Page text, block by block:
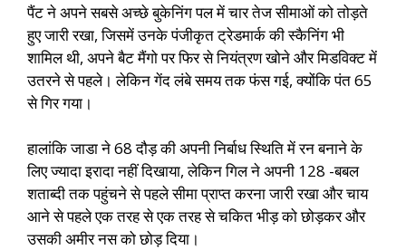
पैंट ने अपने सबसे अच्छे बुकेनिंग पल में चार तेज सीमाओं को तोड़ते
हुए जारी रखा, जिसमें उनके पंजीकृत ट्रेडमार्क की स्कैनिंग भी
शामिल थी, अपने बैट मैंगो पर फिर से नियंत्रण खोने और मिडविक्ट में
उतरने से पहले। लेकिन गेंद लंबे समय तक फंस गई, क्योंकि पंत 65
से गिर गया।
हालांकि जाडा ने 68 दौड़ की अपनी निर्बाध स्थिति में रन बनाने के
लिए ज्यादा इरादा नहीं दिखाया, लेकिन गिल ने अपनी 128 -बबल
शताब्दी तक पहुंचने से पहले सीमा प्राप्त करना जारी रखा और चाय
आने से पहले एक तरह से एक तरह से चकित भीड़ को छोड़कर और
उसकी अमीर नस को छोड़ दिया।